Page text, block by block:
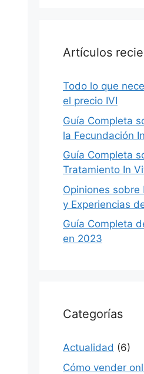
Artículos
Todo lo que
el precio IVI
Guía Completa
la Fecundación
Guía Completa
Tratamiento In
Opiniones sobre
y Experiencias
Guía Completa
en 2023
Categorías
Actualidad (6)
Cómo vender